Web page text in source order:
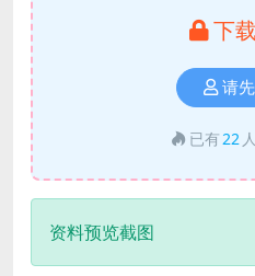
下
请
已有 22
资料预览截图